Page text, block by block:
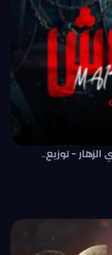
– توزيع..